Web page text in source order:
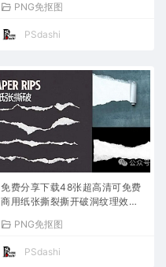
婚礼平面设计背景效果贴纸元素P
SD海报
PNG免抠图
PSdashi
免费分享下载48张超高清可免费
商用纸张撕裂撕开破洞纹理效果P
师网肌理毛边海报边缘破碎复古
样式褶皱
PNG免抠图
PSdashi